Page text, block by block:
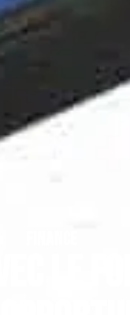
le